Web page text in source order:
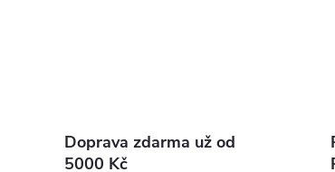
Doprava zdarma už od
5000 Kč